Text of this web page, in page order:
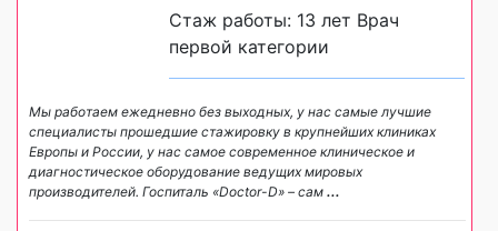
Стаж работы: 13 лет Врач
первой категории
Мы работаем ежедневно без выходных, у нас самые лучшие
специалисты прошедшие стажировку в крупнейших клиниках
Европы и России, у нас самое современное клиническое и
диагностическое оборудование ведущих мировых
производителей. Госпиталь «Doctor-D» – сам ...